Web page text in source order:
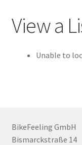
View a
Unable to
BikeFeeling GmbH
Bismarckstraße 14